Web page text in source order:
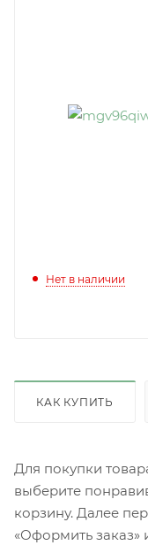
Нет в наличии
КАК КУПИТЬ
Для покупки
выберите
корзину. Далее
«Оформить заказ»